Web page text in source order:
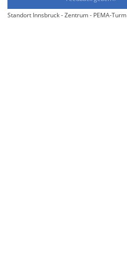
Standort Innsbruck - Zentrum - PEMA-Turm